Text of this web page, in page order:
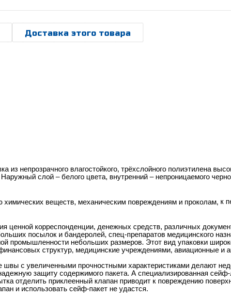
Доставка этого товара
из непрозрачного влагостойкого, трёхслойного полиэтилена
Наружный слой –белого цвета, внутренний – непроницаемого
веществ, механическим повреждениям и проколам, к
ценной корреспонденции, денежных средств, различных
посылок и бандеролей, спец-препаратов медицинского
промышленности небольших размеров. Этот вид упаковки
структур, медицинские учреждениями, авиационные и
швы с увеличенными прочностными характеристиками делают
защиту содержимого пакета. А специализированная
отделить приклеенный клапан приводит к повреждению
и использовать сейф-пакет не удастся.